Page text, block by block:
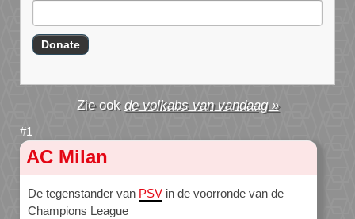
de volkabs van vandaag »
AC Milan
De tegenstander van PSV in de voorronde van de
Champions League